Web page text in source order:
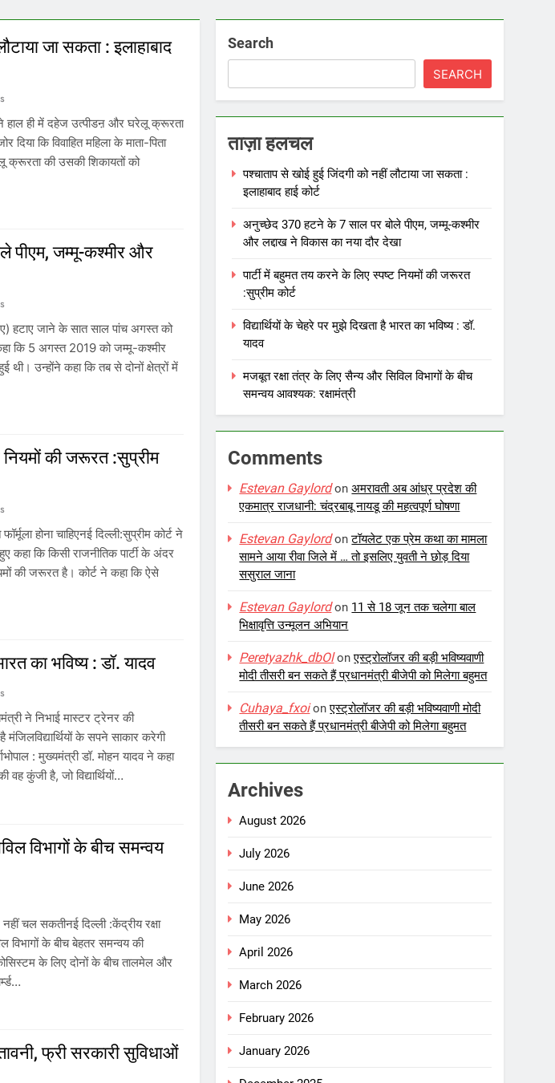
बल्लेबाजों को रनों के तरसा देते थे और मौका
पड़ने पर बल्ले से भी धमाल मचा देते थे
जा सकता : इलाहाबाद
हाल ही में दहेज उत्पीडऩ और घरेलू क्रूरता
कि विवाहित महिला के माता-पिता
क्रूरता की उसकी शिकायतों को
पीएम, जम्मू-कश्मीर और
जाने के सात साल पांच अगस्त को
कि 5 अगस्त 2019 को जम्मू-कश्मीर
उन्होंने कहा कि तब से दोनों क्षेत्रों में
नियमों की जरूरत :सुप्रीम
होना चाहिएनई दिल्ली:सुप्रीम कोर्ट ने
कहा कि किसी राजनीतिक पार्टी के अंदर
की जरूरत है। कोर्ट ने कहा कि ऐसे
का भविष्य : डॉ. यादव
ने निभाई मास्टर ट्रेनर की
के सपने साकार करेगी
: मुख्यमंत्री डॉ. मोहन यादव ने कहा
कुंजी है, जो विद्यार्थियों…
विभागों के बीच समन्वय
चल सकतीनई दिल्ली :केंद्रीय रक्षा
विभागों के बीच बेहतर समन्वय की
के लिए दोनों के बीच तालमेल और
फ्री सरकारी सुविधाओं
Search
SEARCH
ताज़ा हलचल
पश्चाताप से खोई हुई जिंदगी को नहीं लौटाया जा सकता :
इलाहाबाद हाई कोर्ट
अनुच्छेद 370 हटने के 7 साल पर बोले पीएम, जम्मू-कश्मीर
और लद्दाख ने विकास का नया दौर देखा
पार्टी में बहुमत तय करने के लिए स्पष्ट नियमों की जरूरत
:सुप्रीम कोर्ट
विद्यार्थियों के चेहरे पर मुझे दिखता है भारत का भविष्य : डॉ.
यादव
मजबूत रक्षा तंत्र के लिए सैन्य और सिविल विभागों के बीच
समन्वय आवश्यक: रक्षामंत्री
Comments
Estevan Gaylordonअमरावती अब आंध्र प्रदेश की
एकमात्र राजधानी: चंद्रबाबू नायडू की महत्वपूर्ण घोषणा
Estevan Gaylordonटॉयलेट एक प्रेम कथा का मामला
सामने आया रीवा जिले में … तो इसलिए युवती ने छोड़ दिया
ससुराल जाना
Estevan Gaylordon 11 से 18 जून तक चलेगा बाल
भिक्षावृत्ति उन्मूलन अभियान
Peretyazhk_dbOlonएस्ट्रोलॉजर की बड़ी भविष्यवाणी
मोदी तीसरी बन सकते हैं प्रधानमंत्री बीजेपी को मिलेगा बहुमत
Cuhaya_fxoionएस्ट्रोलॉजर की बड़ी भविष्यवाणी मोदी
तीसरी बन सकते हैं प्रधानमंत्री बीजेपी को मिलेगा बहुमत
Archives
August 2026
July 2026
June 2026
May 2026
April 2026
March 2026
February 2026
January 2026